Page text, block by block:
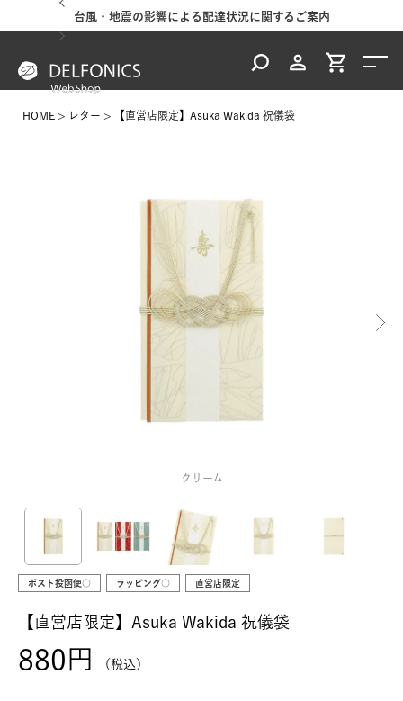
台風・地震の影響による配達状況に関するご案内
HOME レター 【直営店限定】Asuka Wakida 祝儀袋
クリーム
ポスト投函便○ ラッピング○ 直営店限定
【直営店限定】Asuka Wakida 祝儀袋
880 税込